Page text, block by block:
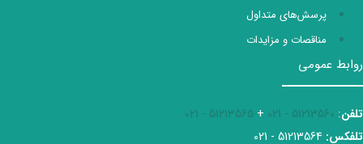
پرسش‌های متداول
مناقصات و مزایدات
روابط عمومی
تلفن:
51213560 - 021
+
51213565 - 021
تلفکس: